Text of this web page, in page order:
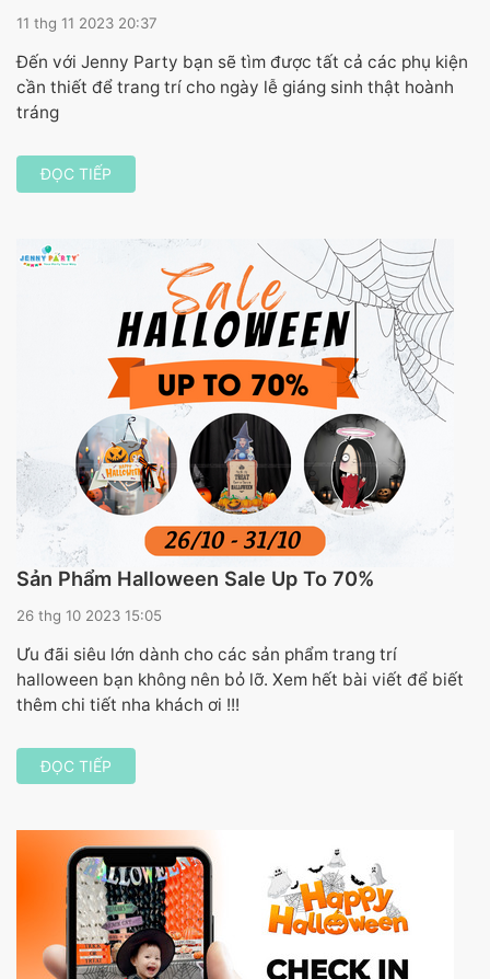
11 thg 11 2023 20:37
Đến với Jenny Party bạn sẽ tìm được tất cả các phụ kiện
cần thiết để trang trí cho ngày lễ giáng sinh thật hoành
tráng
ĐỌC TIẾP
Sản Phẩm Halloween Sale Up To 70%
26 thg 10 2023 15:05
Ưu đãi siêu lớn dành cho các sản phẩm trang trí
halloween bạn không nên bỏ lỡ. Xem hết bài viết để biết
thêm chi tiết nha khách ơi !!!
ĐỌC TIẾP